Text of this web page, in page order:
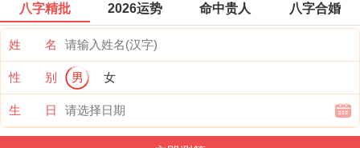
八字精批 2026运势 命中贵人 八字合婚
姓 名
性 别 男 女
生 日